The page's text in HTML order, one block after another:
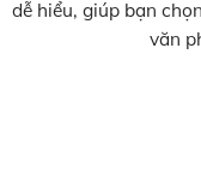
dễ hiểu, giúp bạn
văn